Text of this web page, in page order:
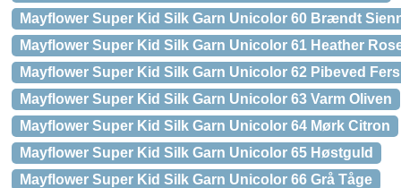
Mayflower Super Kid Silk Garn Unicolor 60 Brændt
Mayflower Super Kid Silk Garn Unicolor 61 Heather
Mayflower Super Kid Silk Garn Unicolor 62 Pibeved
Mayflower Super Kid Silk Garn Unicolor 63 Varm Oliven
Mayflower Super Kid Silk Garn Unicolor 64 Mørk Citron
Mayflower Super Kid Silk Garn Unicolor 65 Høstguld
Mayflower Super Kid Silk Garn Unicolor 66 Grå Tåge